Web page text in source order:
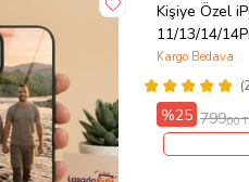
Kişiye Özel
11/13/14/
Kargo Bedava
%25 799,00